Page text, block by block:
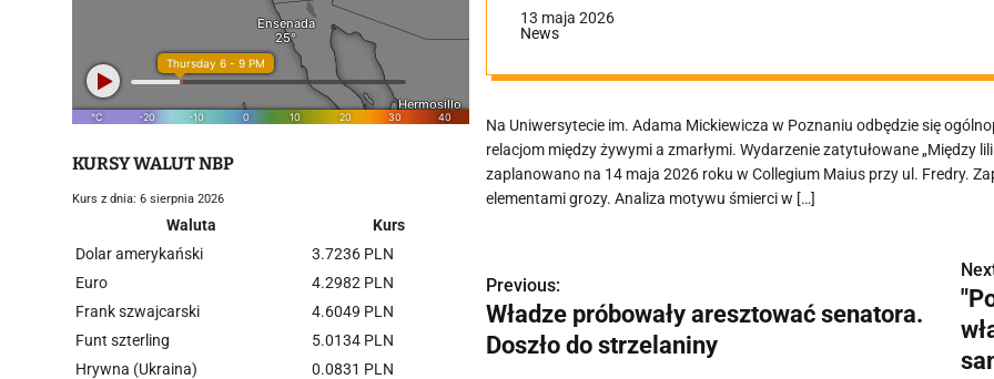
13 maja 2026
News
Na Uniwersytecie im. Adama Mickiewicza w Poznaniu odbędzie się
relacjom między żywymi a zmarłymi. Wydarzenie zatytułowane „Między
zaplanowano na 14 maja 2026 roku w Collegium Maius przy ul. Fredry.
elementami grozy. Analiza motywu śmierci w […]
N
a
w
Previous:
Władze próbowały aresztować senatora.
Doszło do strzelaniny
KURSY WALUT NBP
Kurs z dnia: 6 sierpnia 2026
Waluta
Kurs
Dolar amerykański
3.7236 PLN
Euro
4.2982 PLN
Frank szwajcarski
4.6049 PLN
Funt szterling
5.0134 PLN
Hrywna (Ukraina)
0.0831 PLN